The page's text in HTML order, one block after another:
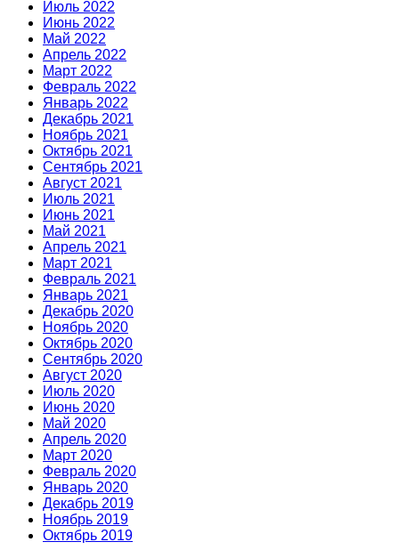
Июль 2022
Июнь 2022
Май 2022
Апрель 2022
Март 2022
Февраль 2022
Январь 2022
Декабрь 2021
Ноябрь 2021
Октябрь 2021
Сентябрь 2021
Август 2021
Июль 2021
Июнь 2021
Май 2021
Апрель 2021
Март 2021
Февраль 2021
Январь 2021
Декабрь 2020
Ноябрь 2020
Октябрь 2020
Сентябрь 2020
Август 2020
Июль 2020
Июнь 2020
Май 2020
Апрель 2020
Март 2020
Февраль 2020
Январь 2020
Декабрь 2019
Ноябрь 2019
Октябрь 2019